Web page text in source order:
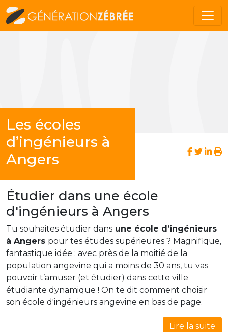
Les écoles
d’ingénieurs à
Angers
Étudier dans une école
d'ingénieurs à Angers
Tu souhaites étudier dans une école d’ingénieurs
à Angers pour tes études supérieures ? Magnifique,
fantastique idée : avec près de la moitié de la
population angevine qui a moins de 30 ans, tu vas
pouvoir t’amuser (et étudier) dans cette ville
étudiante dynamique ! On te dit comment choisir
son école d'ingénieurs angevine en bas de page.
Lire la suite